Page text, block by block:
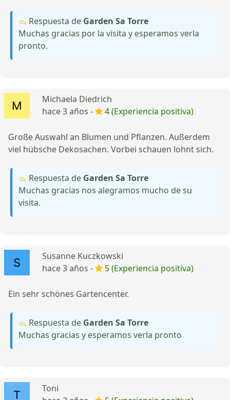
Respuesta de Garden Sa Torre
Muchas gracias por la visita y esperamos verla
pronto.
Michaela Diedrich
hace 3 años -
4 (Experiencia positiva)
Große Auswahl an Blumen und Pflanzen. Außerdem
viel hübsche Dekosachen. Vorbei schauen lohnt sich.
Respuesta de Garden Sa Torre
Muchas gracias nos alegramos mucho de su
visita.
Susanne Kuczkowski
hace 3 años -
5 (Experiencia positiva)
Ein sehr schönes Gartencenter.
Respuesta de Garden Sa Torre
Muchas gracias y esperamos verla pronto
Toni